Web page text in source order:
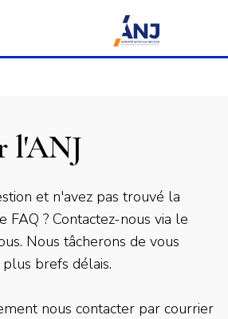
accueil
l'ANJ
et n'avez pas trouvé la
FAQ ? Contactez-nous via le
Nous tâcherons de vous
brefs délais.
nous contacter par courrier